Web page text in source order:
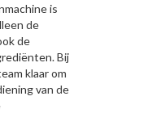
is
de
de
Bij
klaar om
van de